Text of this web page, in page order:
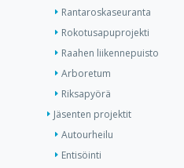
Rantaroskaseuranta
Rokotusapuprojekti
Raahen liikennepuisto
Arboretum
Riksapyörä
Jäsenten projektit
Autourheilu
Entisöinti